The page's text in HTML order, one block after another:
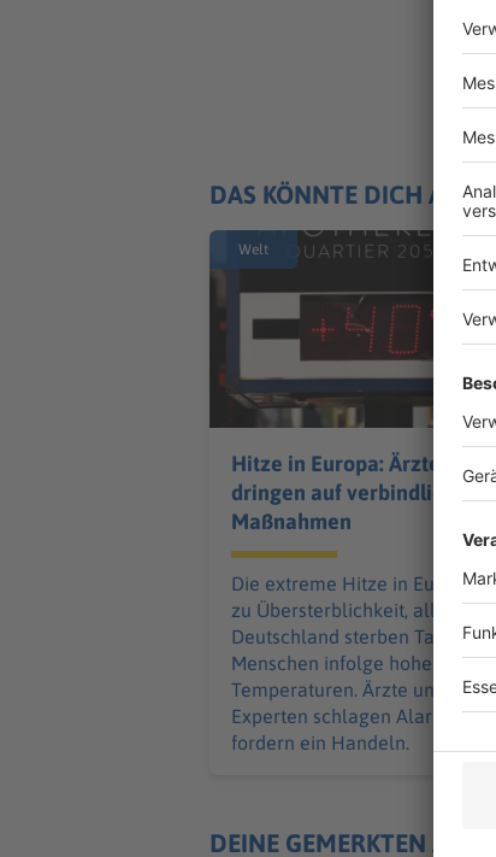
DAS KÖNNTE DICH
Welt
Hitze in Europa: Ärzte
dringen auf verbindliche
Maßnahmen
Die extreme Hitze in Europa
zu Übersterblichkeit, allein in
Deutschland sterben Tausende
Menschen infolge hoher
Temperaturen. Ärzte und
Experten schlagen Alarm - und
fordern ein Handeln.
DEINE GEMERKTEN